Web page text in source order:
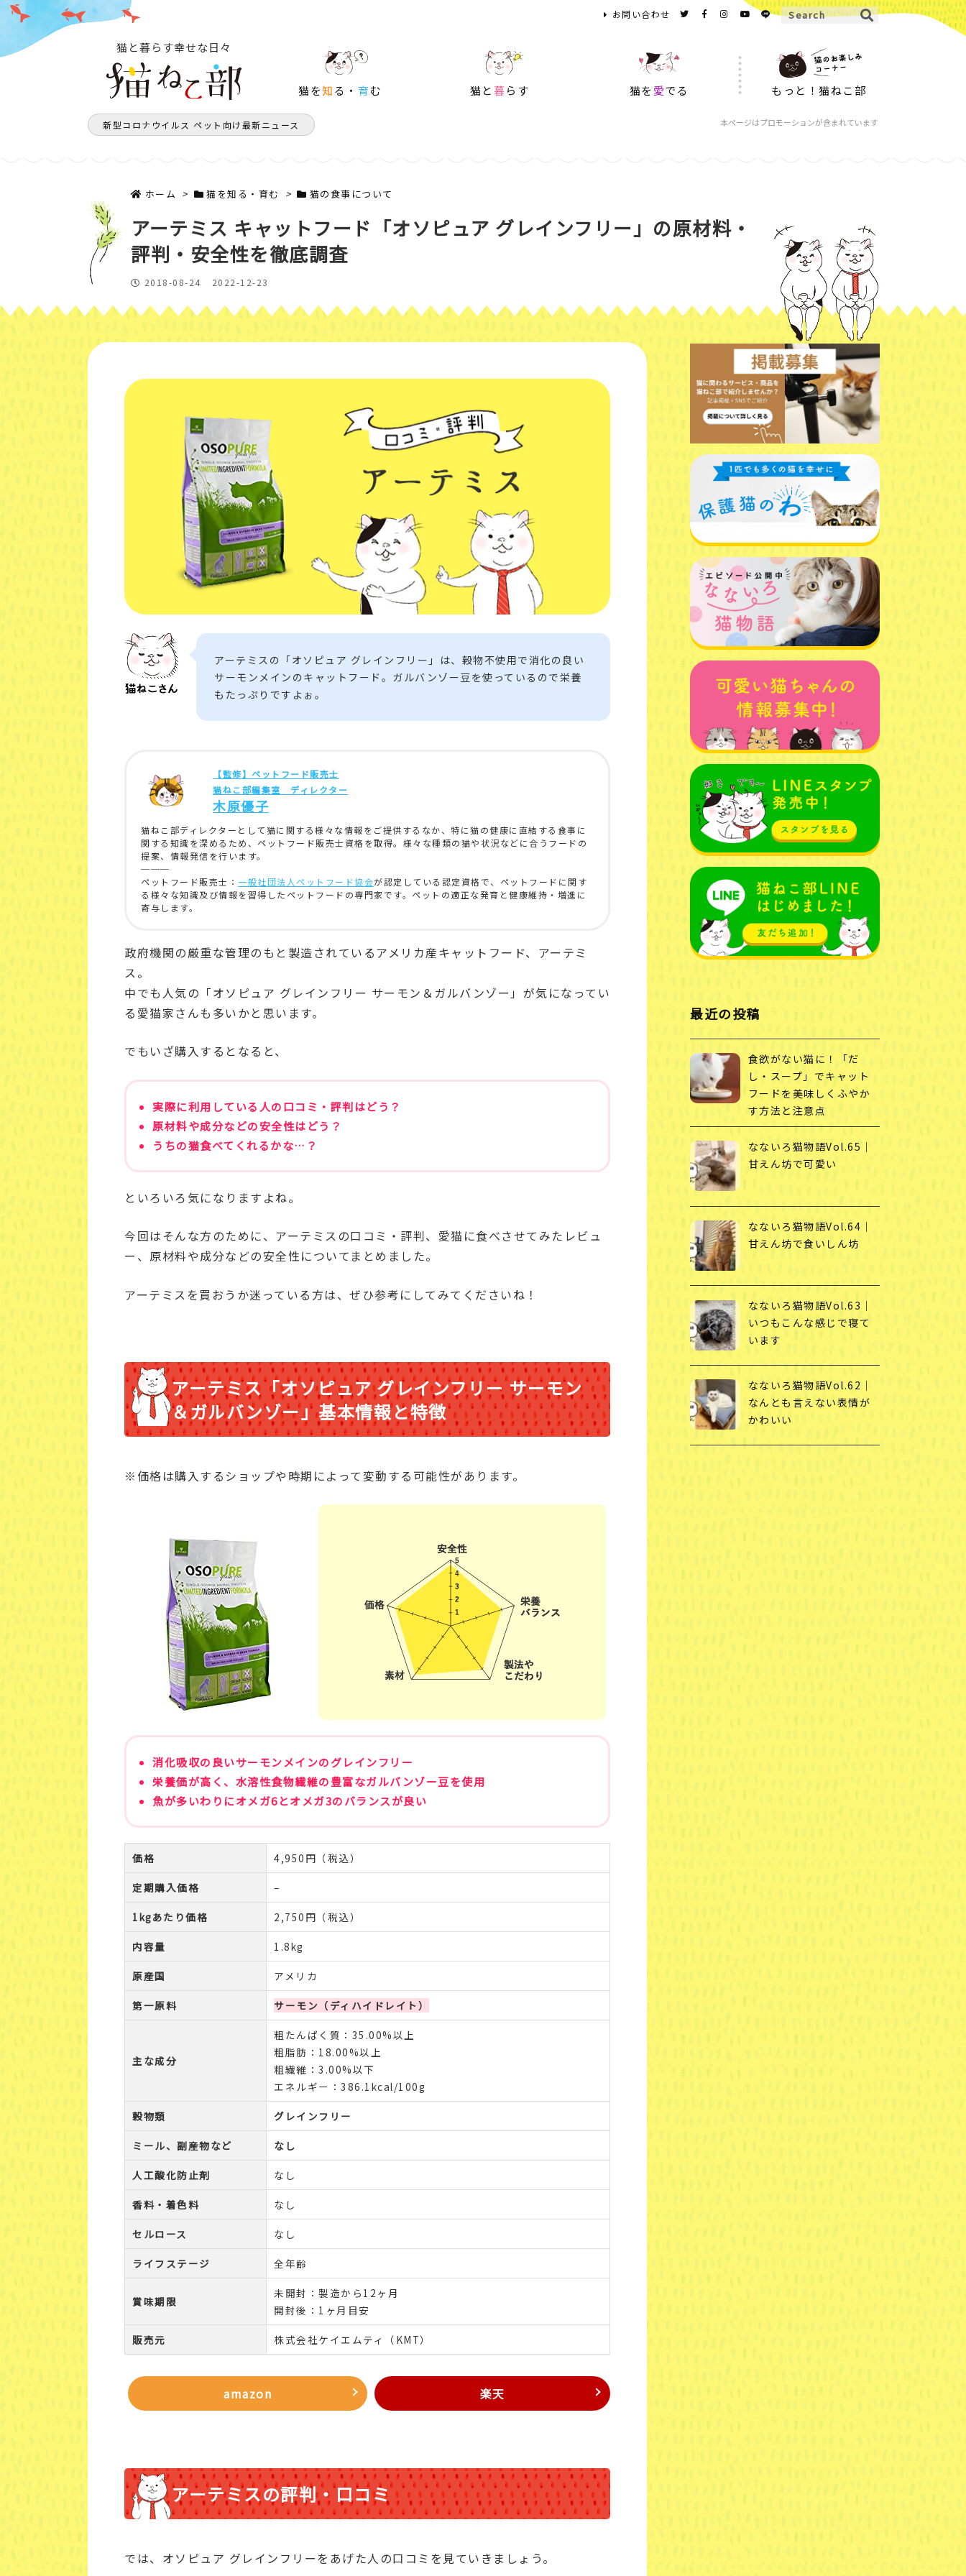
猫と暮らす幸せな日々
猫を知る・ 育む 猫と暮らす 猫を 愛でる もっと！猫ねこ部
お問い合わせ
新型コロナウイルス ペット向け最新ニュース 本ページはプロモーションが含まれています
ホーム > 猫を知る・育む > 猫の食事について
アーテミス キャットフード「オソピュア グレインフリー」の原材料・
評判・安全性を徹底調査
2018-08-24 2022-12-23
アーテミスの「オソピュア グレインフリー」は、穀物不使用で消化の良い
サーモンメインのキャットフード。ガルバンゾー豆を使っているので栄養
もたっぷりですよぉ。
【監修】ペットフード販売士
猫ねこ部編集室 ディレクター
木原優子
猫ねこ部ディレクターとして猫に関する様々な情報をご提供するなか、特に猫の健康に直結する食事に
関する知識を深めるため、ペットフード販売士資格を取得。様々な種類の猫や状況などに合うフードの
提案、情報発信を行います。
───
ペットフード販売士： 一般社団法人ペットフード協会が認定している認定資格で、ペットフードに関す
る様々な知識及び情報を習得したペットフードの専門家です。ペットの適正な発育と健康維持・増進に
寄与します。
政府機関の厳重な管理のもと製造されているアメリカ産キャットフード、アーテミ
ス。
中でも人気の「オソピュア グレインフリー サーモン＆ガルバンゾー」が気になってい
る愛猫家さんも多いかと思います。
でもいざ購入するとなると、
実際に利用している人の口コミ・評判はどう？
原材料や成分などの安全性はどう？
うちの猫食べてくれるかな…？
といろいろ気になりますよね。
今回はそんな方のために、アーテミスの口コミ・評判、愛猫に食べさせてみたレビュ
ー、原材料や成分などの安全性についてまとめました。
アーテミスを買おうか迷っている方は、ぜひ参考にしてみてくださいね！
アーテミス「オソピュア グレインフリー サーモン
＆ガルバンゾー」基本情報と特徴
※価格は購入するショップや時期によって変動する可能性があります。
消化吸収の良いサーモンメインのグレインフリー
栄養価が高く、水溶性食物繊維の豊富なガルバンゾー豆を使用
魚が多いわりにオメガ6とオメガ3のバランスが良い
価格 4,950円（税込）
定期購入価格 –
1kgあたり価格 2,750円（税込）
内容量 1.8kg
原産国 アメリカ
第一原料 サーモン（ディハイドレイト）
主な成分
粗たんぱく質：35.00%以上
粗脂肪：18.00%以上
粗繊維：3.00%以下
エネルギー：386.1kcal/100g
穀物類 グレインフリー
ミール、副産物など なし
人工酸化防止剤 なし
香料・着色料 なし
セルロース なし
ライフステージ 全年齢
賞味期限
未開封：製造から12ヶ月
開封後：1ヶ月目安
販売元 株式会社ケイエムティ（KMT）
amazon 楽天
アーテミスの評判・口コミ
では、オソピュア グレインフリーをあげた人の口コミを見ていきましょう。
最近の投稿
食欲がない猫に！「だ
し・スープ」でキャット
フードを美味しくふやか
す方法と注意点
なないろ猫物語Vol.65｜
甘えん坊で可愛い
なないろ猫物語Vol.64｜
甘えん坊で食いしん坊
なないろ猫物語Vol.63｜
いつもこんな感じで寝て
います
なないろ猫物語Vol.62｜
なんとも言えない表情が
かわいい